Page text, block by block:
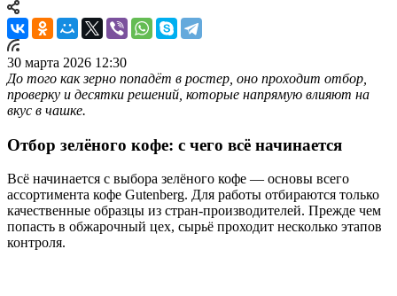
30 марта 2026 12:30
До того как зерно попадёт в ростер, оно проходит отбор,
проверку и десятки решений, которые напрямую влияют на
вкус в чашке.
Отбор зелёного кофе: с чего всё начинается
Всё начинается с выбора зелёного кофе — основы всего
ассортимента кофе Gutenberg. Для работы отбираются только
качественные образцы из стран-производителей. Прежде чем
попасть в обжарочный цех, сырьё проходит несколько этапов
контроля.